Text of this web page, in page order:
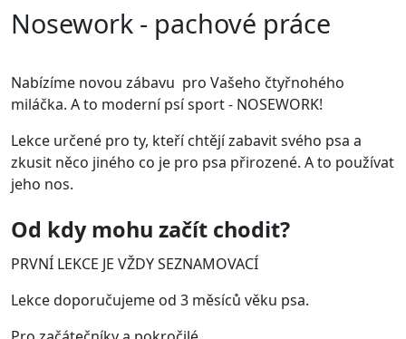
Nosework - pachové práce
Nabízíme novou zábavu pro Vašeho čtyřnohého
miláčka. A to moderní psí sport - NOSEWORK!
Lekce určené pro ty, kteří chtějí zabavit svého psa a
zkusit něco jiného co je pro psa přirozené. A to používat
jeho nos.
Od kdy mohu začít chodit?
PRVNÍ LEKCE JE VŽDY SEZNAMOVACÍ
Lekce doporučujeme od 3 měsíců věku psa.